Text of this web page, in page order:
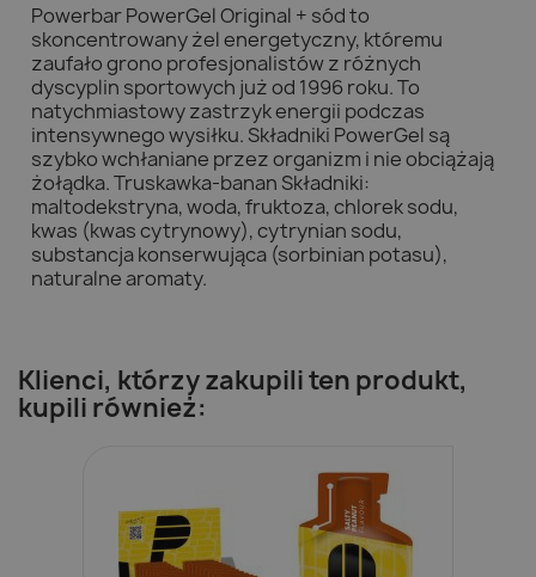
Powerbar PowerGel Original + sód to
skoncentrowany żel energetyczny, któremu
zaufało grono profesjonalistów z różnych
dyscyplin sportowych już od 1996 roku. To
natychmiastowy zastrzyk energii podczas
intensywnego wysiłku. Składniki PowerGel są
szybko wchłaniane przez organizm i nie obciążają
żołądka. Truskawka-banan Składniki:
maltodekstryna, woda, fruktoza, chlorek sodu,
kwas (kwas cytrynowy), cytrynian sodu,
substancja konserwująca (sorbinian potasu),
naturalne aromaty.
Klienci, którzy zakupili ten produkt,
kupili również: